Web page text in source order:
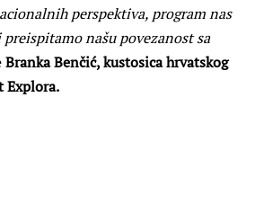
perspektiva, program nas
našu povezanost sa
Branka Benčić, kustosica hrvatskog
Explora.